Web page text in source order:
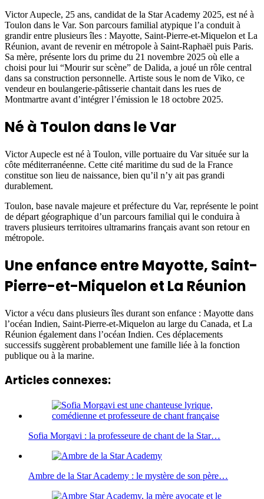
Victor Aupecle, 25 ans, candidat de la Star Academy 2025, est né à
Toulon dans le Var. Son parcours familial atypique l’a conduit à
grandir entre plusieurs îles : Mayotte, Saint-Pierre-et-Miquelon et La
Réunion, avant de revenir en métropole à Saint-Raphaël puis Paris.
Sa mère, présente lors du prime du 21 novembre 2025 où elle a
choisi pour lui “Mourir sur scène” de Dalida, a joué un rôle central
dans sa construction personnelle. Artiste sous le nom de Viko, ce
vendeur en boulangerie-pâtisserie chantait dans les rues de
Montmartre avant d’intégrer l’émission le 18 octobre 2025.
Né à Toulon dans le Var
Victor Aupecle est né à Toulon, ville portuaire du Var située sur la
côte méditerranéenne. Cette cité maritime du sud de la France
constitue son lieu de naissance, bien qu’il n’y ait pas grandi
durablement.
Toulon, base navale majeure et préfecture du Var, représente le point
de départ géographique d’un parcours familial qui le conduira à
travers plusieurs territoires ultramarins français avant son retour en
métropole.
Une enfance entre Mayotte, Saint-
Pierre-et-Miquelon et La Réunion
Victor a vécu dans plusieurs îles durant son enfance : Mayotte dans
l’océan Indien, Saint-Pierre-et-Miquelon au large du Canada, et La
Réunion également dans l’océan Indien. Ces déplacements
successifs suggèrent probablement une famille liée à la fonction
publique ou à la marine.
Articles connexes:
Sofia Morgavi : la professeure de chant de la Star…
Ambre de la Star Academy : le mystère de son père…